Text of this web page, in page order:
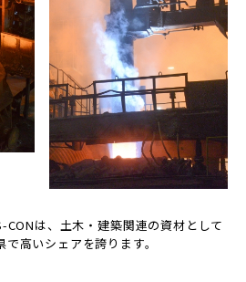
は、土木・建築関連の資材として
高いシェアを誇ります。